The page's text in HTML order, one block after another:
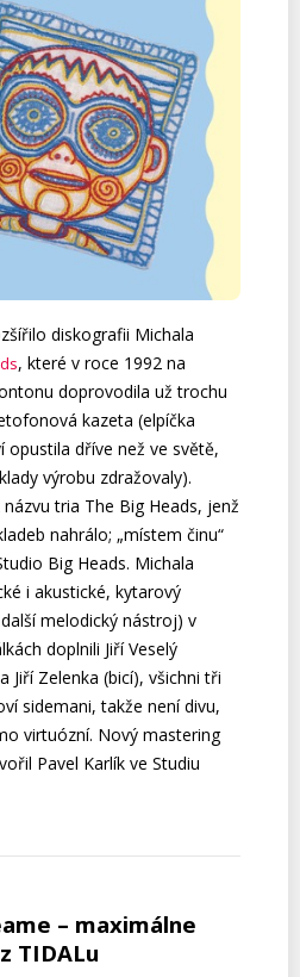
diskografii Michala
, které v roce 1992 na
doprovodila už trochu
kazeta (elpíčka
opustila dříve než ve světě,
výrobu zdražovaly).
tria The Big Heads, jenž
nahrálo; „místem činu“
Big Heads. Michala
i akustické, kytarový
melodický nástroj) v
doplnili Jiří Veselý
Jiří Zelenka (bicí), všichni tři
sidemani, takže není divu,
virtuózní. Nový mastering
Pavel Karlík ve Studiu
– maximálne
TIDALu